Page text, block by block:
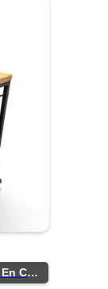
Barra Desayunador Con Estantes En Chapa